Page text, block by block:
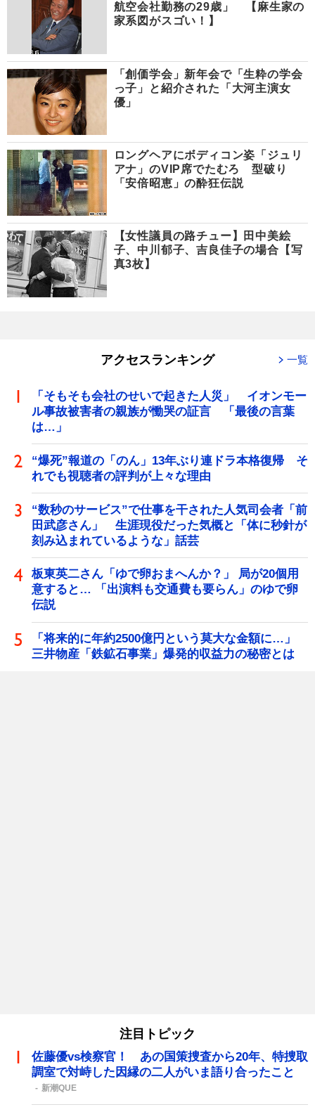
航空会社勤務の29歳」 【麻生家の
家系図がスゴい！】
「創価学会」新年会で「生粋の学会
っ子」と紹介された「大河主演女
優」
ロングヘアにボディコン姿「ジュリ
アナ」のVIP席でたむろ 型破り
「安倍昭恵」の酔狂伝説
【女性議員の路チュー】田中美絵
子、中川郁子、吉良佳子の場合【写
真3枚】
アクセスランキング 一覧
「そもそも会社のせいで起きた人災」 イオンモー
ル事故被害者の親族が慟哭の証言 「最後の言葉
は…」
“爆死”報道の「のん」13年ぶり連ドラ本格復帰 そ
れでも視聴者の評判が上々な理由
“数秒のサービス”で仕事を干された人気司会者「前
田武彦さん」 生涯現役だった気概と「体に秒針が
刻み込まれているような」話芸
板東英二さん「ゆで卵おまへんか？」 局が20個用
意すると… 「出演料も交通費も要らん」のゆで卵
伝説
「将来的に年約2500億円という莫大な金額に…」
三井物産「鉄鉱石事業」爆発的収益力の秘密とは
注目トピック
佐藤優vs検察官！ あの国策捜査から20年、特捜取
調室で対峙した因縁の二人がいま語り合ったこと
新潮QUE